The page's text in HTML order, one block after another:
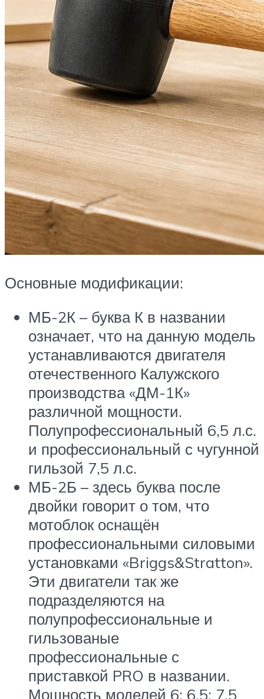
Основные модификации:
МБ-2К – буква К в названии
означает, что на данную модель
устанавливаются двигателя
отечественного Калужского
производства «ДМ-1К»
различной мощности.
Полупрофессиональный 6,5 л.с.
и профессиональный с чугунной
гильзой 7,5 л.с.
МБ-2Б – здесь буква после
двойки говорит о том, что
мотоблок оснащён
профессиональными силовыми
установками «Briggs&Stratton».
Эти двигатели так же
подразделяются на
полупрофессиональные и
гильзованые
профессиональные с
приставкой PRO в названии.
Мощность моделей 6; 6,5; 7,5